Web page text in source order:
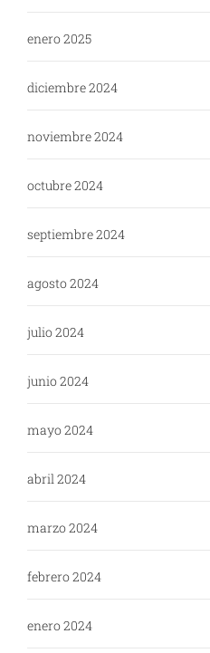
enero 2025
diciembre 2024
noviembre 2024
octubre 2024
septiembre 2024
agosto 2024
julio 2024
junio 2024
mayo 2024
abril 2024
marzo 2024
febrero 2024
enero 2024